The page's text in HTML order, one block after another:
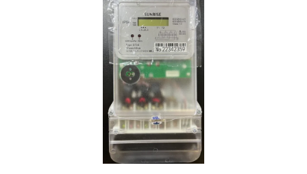
Consumo interno: Circuito de
corriente <0,1VA. (por fase): Circuito
de voltaje <0,5VA. Rango de
temperatura: -20°C a +70°C.
Normas: NTC5225-2003/NTC4052-